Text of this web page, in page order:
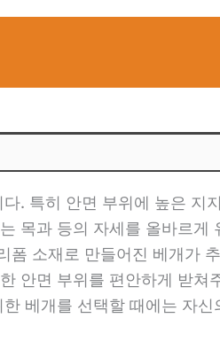
. 특히 안면 부위에 높은 지
목과 등의 자세를 올바르게
소재로 만들어진 베개가
안면 부위를 편안하게 받쳐
베개를 선택할 때에는 자